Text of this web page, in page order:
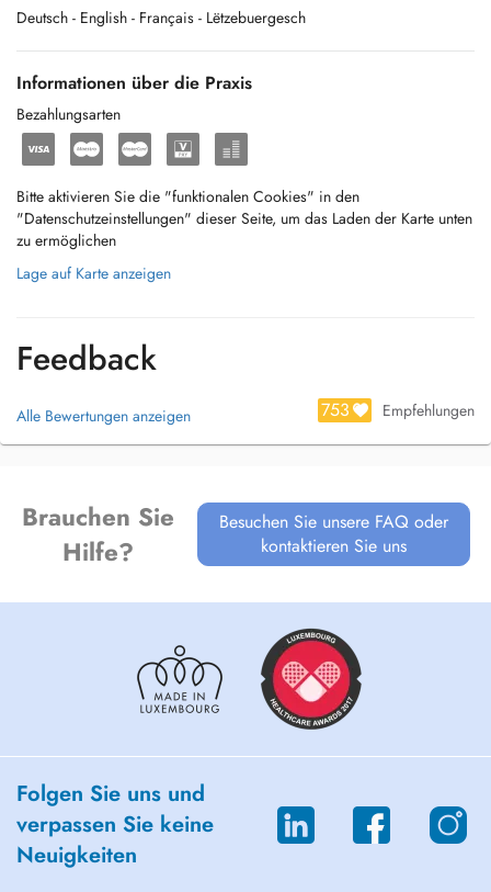
Deutsch - English - Français - Lëtzebuergesch
Informationen über die Praxis
Bezahlungsarten
Bitte aktivieren Sie die "funktionalen Cookies" in den
"Datenschutzeinstellungen" dieser Seite, um das Laden der Karte unten
zu ermöglichen
Lage auf Karte anzeigen
Feedback
Alle Bewertungen anzeigen 753 Empfehlungen
Brauchen Sie
Hilfe?
Besuchen Sie unsere FAQ oder
kontaktieren Sie uns
Folgen Sie uns und
verpassen Sie keine
Neuigkeiten